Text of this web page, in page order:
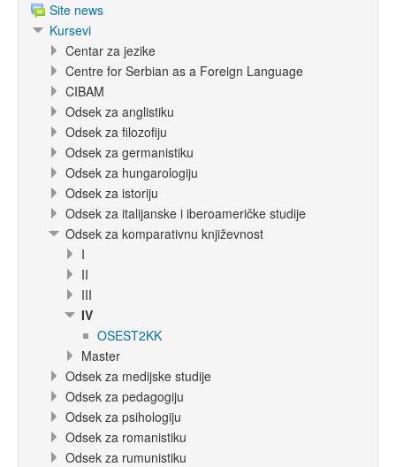
Site news
Kursevi
Centar za jezike
Centre for Serbian as a Foreign Language
CIBAM
Odsek za anglistiku
Odsek za filozofiju
Odsek za germanistiku
Odsek za hungarologiju
Odsek za istoriju
Odsek za italijanske i iberoameričke studije
Odsek za komparativnu književnost
I
II
III
IV
OSEST2KK
Master
Odsek za medijske studije
Odsek za pedagogiju
Odsek za psihologiju
Odsek za romanistiku
Odsek za rumunistiku